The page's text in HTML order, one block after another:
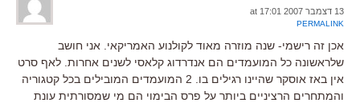
13 דצמבר 2007 at 17:01
PERMALINK
אכן זה רישמי- שנה מוזרה מאוד לקולנוע האמריקאי. אני חושב
שלראשונה כל המועמדים הם אנדרדוג קלאסי לשנים אחרות. לאף סרט
אין באז אוסקר שהיינו רגילים בו. 2 המועמדים המובילים בכל קטגוריה
והמתחרים הרציניים ביותר על פרס הבימוי הם מי שמסורתית עונת